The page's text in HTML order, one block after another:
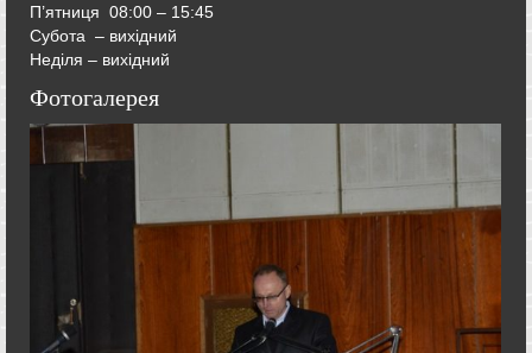
П’ятниця 08:00 – 15:45
Субота – вихідний
Неділя – вихідний
Фотогалерея